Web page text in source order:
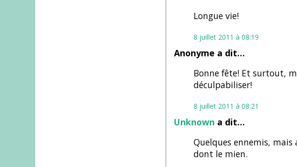
Longue vie!
8 juillet 2011 à 08:19
Anonyme a dit…
Bonne fête! Et surtout,
déculpabiliser!
8 juillet 2011 à 08:21
Unknown a dit…
Quelques ennemis, mais
dont le mien.